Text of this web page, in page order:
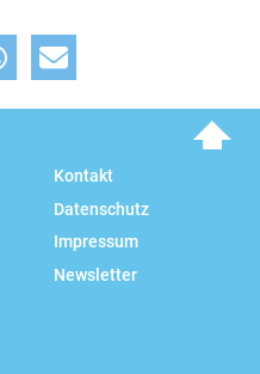
Kontakt
Datenschutz
Impressum
Newsletter